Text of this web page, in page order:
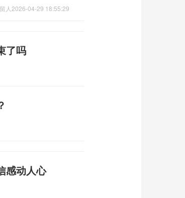
人 2026-04-29 18:55:29
了吗
感动人心